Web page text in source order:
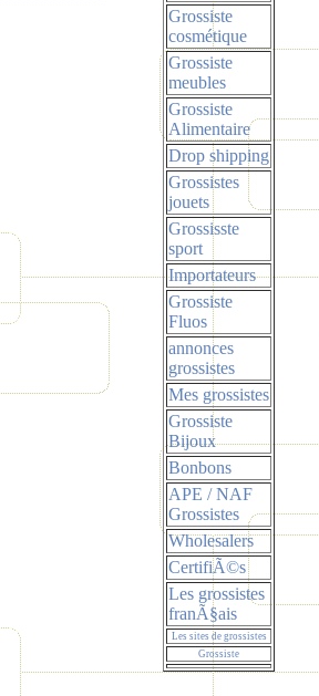
Grossiste
cosmétique
Grossiste
meubles
Grossiste
Alimentaire
Drop shipping
Grossistes
jouets
Grossisste
sport
Importateurs
Grossiste
Fluos
annonces
grossistes
Mes grossistes
Grossiste
Bijoux
Bonbons
APE / NAF
Grossistes
Wholesalers
CertifiÃ©s
Les grossistes
franÃ§ais
Les sites de grossistes
Grossiste